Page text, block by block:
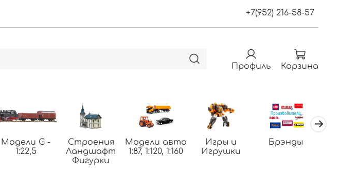
+7(952) 216-58-57
Профиль Корзина
Модели G -
1:22,5
Строения
Ландшафт
Фигурки
Модели авто
1:87, 1:120, 1:160
Игры и
Игрушки
Брэнды